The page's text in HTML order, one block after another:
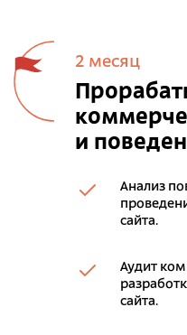
2 месяц
и
Анализ
сайта.
Аудит
сайта.